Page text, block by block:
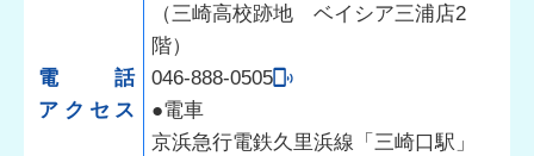
（三崎高校跡地 ベイシア三浦店2
階）
電話
046-888-0505
アクセス
●電車
京浜急行電鉄久里浜線「三崎口駅」